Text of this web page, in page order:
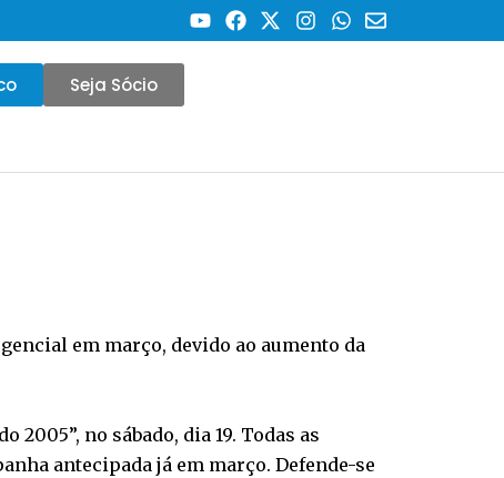
Seja Sócio
em março, devido ao aumento da
no sábado, dia 19. Todas as
antecipada já em março. Defende-se